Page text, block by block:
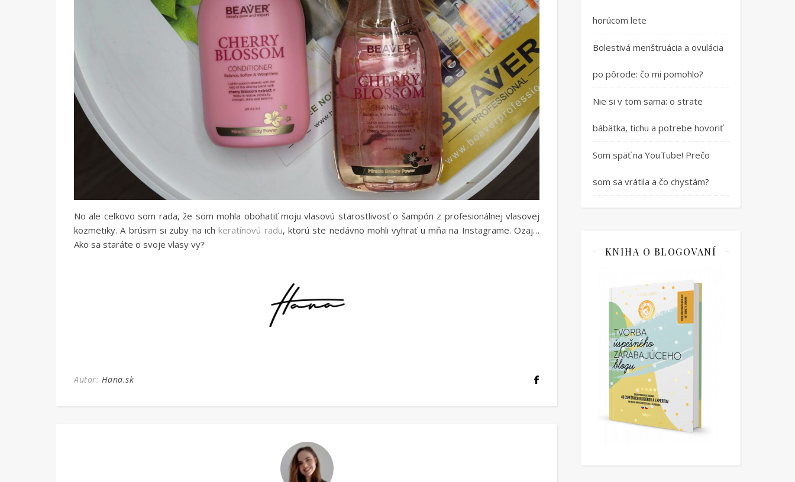
No ale celkovo som rada, že som mohla obohatiť moju vlasovú starostlivosť o šampón z profesionálnej vlasovej
kozmetiky. A brúsim si zuby na ich keratínovú radu, ktorú ste nedávno mohli vyhrať u mňa na Instagrame. Ozaj…
Ako sa staráte o svoje vlasy vy?
Autor: Hana.sk
horúcom lete
Bolestivá menštruácia a ovulácia
po pôrode: čo mi pomohlo?
Nie si v tom sama: o strate
bábätka, tichu a potrebe hovoriť
Som späť na YouTube! Prečo
som sa vrátila a čo chystám?
KNIHA O BLOGOVANÍ